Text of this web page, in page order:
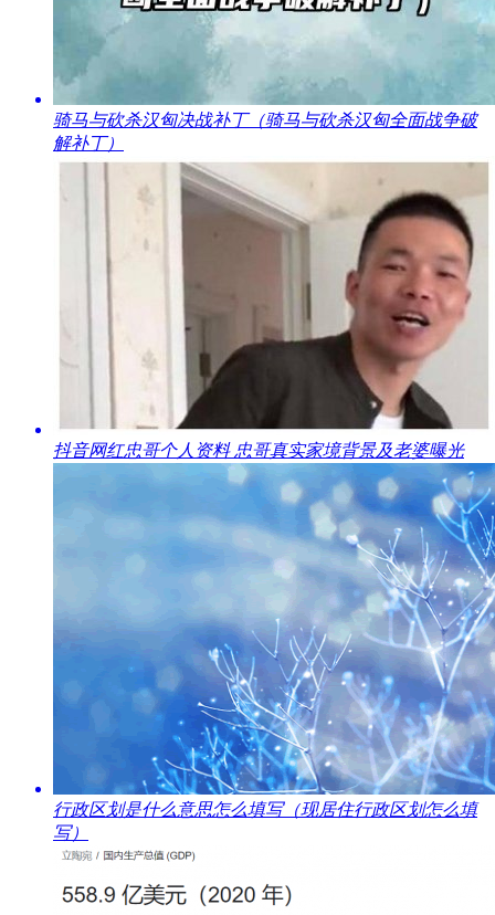
​骑马与砍杀汉匈决战补丁（骑马与砍杀汉匈全面战争破
解补丁）
​抖音网红忠哥个人资料 忠哥真实家境背景及老婆曝光
​行政区划是什么意思怎么填写（现居住行政区划怎么填
写）